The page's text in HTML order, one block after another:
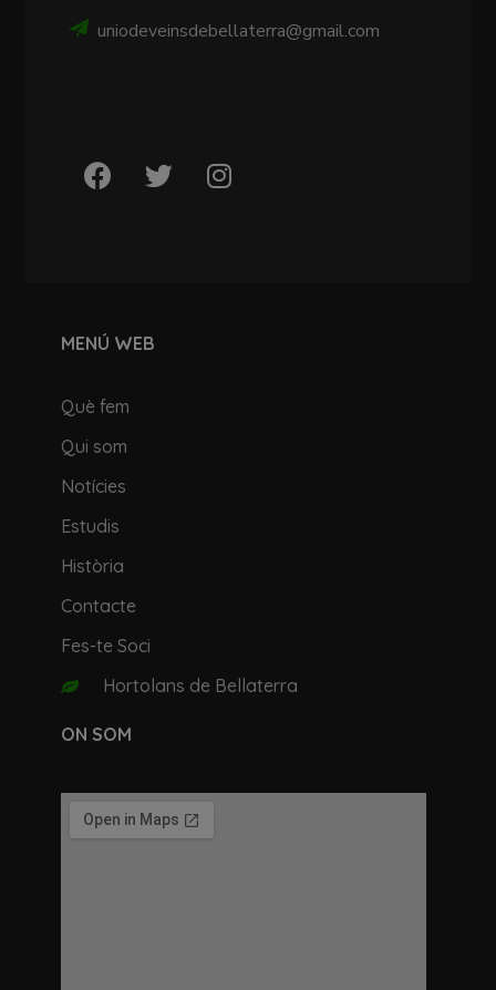
uniodeveinsdebellaterra@gmail.com
MENÚ WEB
Què fem
Qui som
Notícies
Estudis
Història
Contacte
Fes-te Soci
Hortolans de Bellaterra
ON SOM